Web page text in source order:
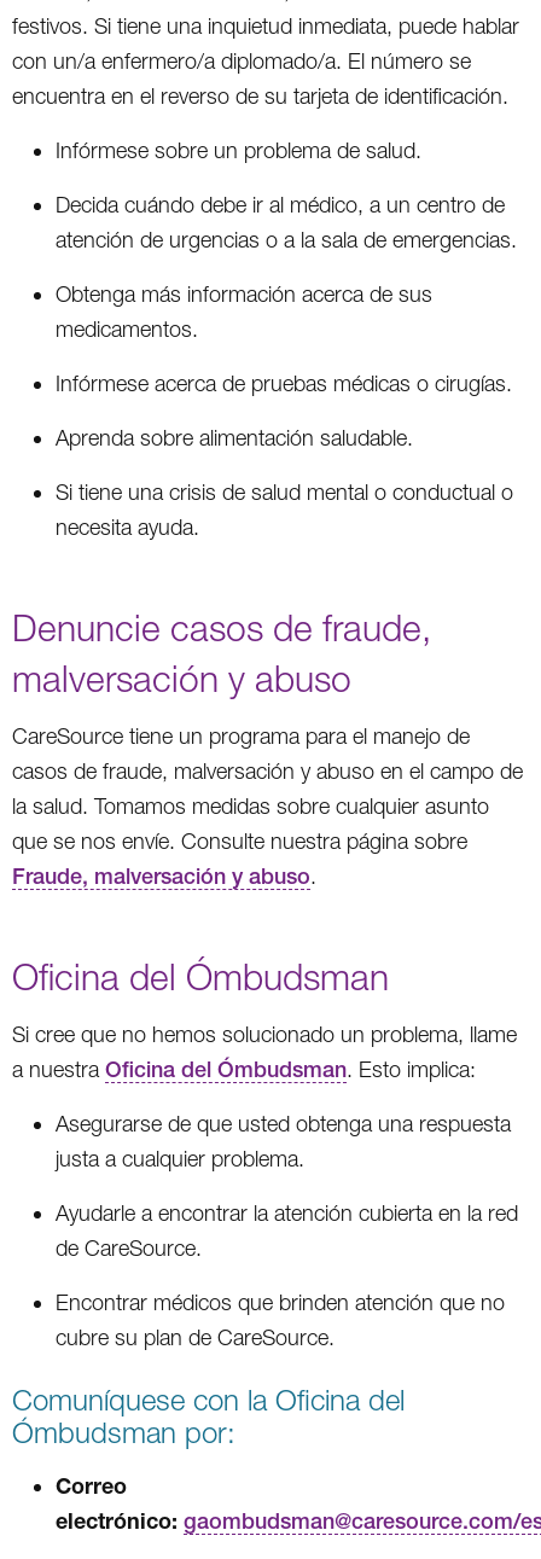
festivos. Si tiene una inquietud inmediata, puede hablar
con un/a enfermero/a diplomado/a. El número se
encuentra en el reverso de su tarjeta de identificación.
Infórmese sobre un problema de salud.
Decida cuándo debe ir al médico, a un centro de
atención de urgencias o a la sala de emergencias.
Obtenga más información acerca de sus
medicamentos.
Infórmese acerca de pruebas médicas o cirugías.
Aprenda sobre alimentación saludable.
Si tiene una crisis de salud mental o conductual o
necesita ayuda.
Denuncie casos de fraude,
malversación y abuso
CareSource tiene un programa para el manejo de
casos de fraude, malversación y abuso en el campo de
la salud. Tomamos medidas sobre cualquier asunto
que se nos envíe. Consulte nuestra página sobre
Fraude, malversación y abuso.
Oficina del Ómbudsman
Si cree que no hemos solucionado un problema, llame
a nuestra Oficina del Ómbudsman. Esto implica:
Asegurarse de que usted obtenga una respuesta
justa a cualquier problema.
Ayudarle a encontrar la atención cubierta en la red
de CareSource.
Encontrar médicos que brinden atención que no
cubre su plan de CareSource.
Comuníquese con la Oficina del
Ómbudsman por:
Correo
electrónico: gaombudsman@caresource.com/